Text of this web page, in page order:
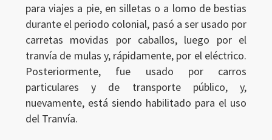
para viajes a pie, en silletas o a lomo de bestias
durante el periodo colonial, pasó a ser usado por
carretas movidas por caballos, luego por el
tranvía de mulas y, rápidamente, por el eléctrico.
Posteriormente, fue usado por carros
particulares y de transporte público, y,
nuevamente, está siendo habilitado para el uso
del Tranvía.